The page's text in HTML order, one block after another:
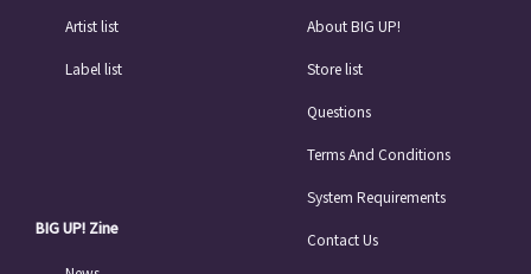
Artist list
Label list
BIG UP! Zine
About BIG UP!
Store list
Questions
Terms And Conditions
System Requirements
Contact Us